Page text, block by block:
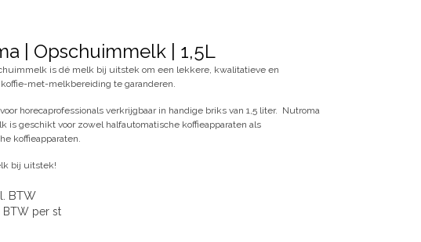
| Opschuimmelk | 1,5L
is dé melk bij uitstek om een lekkere, kwalitatieve en
met-melkbereiding te garanderen.
horecaprofessionals verkrijgbaar in handige briks van 1,5 liter. Nutroma
is geschikt voor zowel halfautomatische koffieapparaten als
koffieapparaten.
bij uitstek!
BTW
BTW per st